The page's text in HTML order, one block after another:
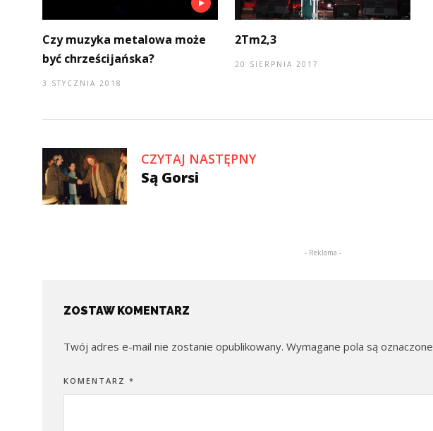
Czy muzyka metalowa może
być chrześcijańska?
3 STYCZNIA 2018
2Tm2,3
20 SIERPNIA 2017
CZYTAJ NASTĘPNY
Są Gorsi
- Reklama -
ZOSTAW KOMENTARZ
Twój adres e-mail nie zostanie opublikowany. Wymagane pola są oznaczone
KOMENTARZ *